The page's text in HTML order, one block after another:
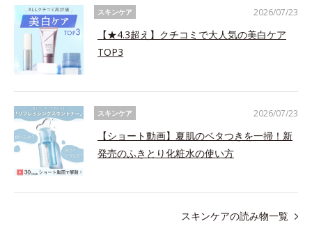
スキンケア
【★4.3超え】クチコミで大人気の美白ケア
TOP3
2026/07/23
スキンケア
【ショート動画】夏肌のベタつきを一掃！新
発売のふきとり化粧水の使い方
2026/07/23
スキンケアの読み物一覧